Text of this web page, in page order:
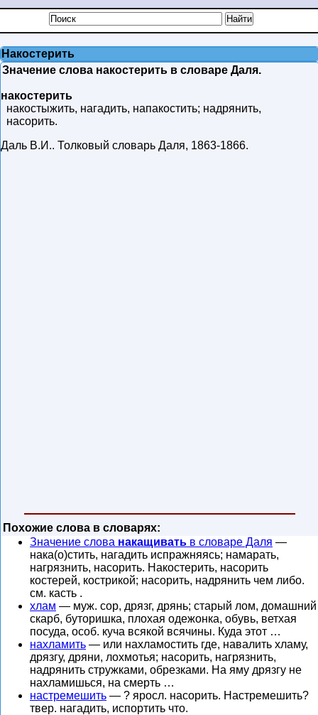
Накостерить
Значение слова накостерить в словаре Даля.
накостерить
накостыжить, нагадить, напакостить; надрянить,
насорить.
Даль В.И.. Толковый словарь Даля, 1863-1866.
Похожие слова в словарях:
Значение слова накащивать в словаре Даля —
нака(о)стить, нагадить испражняясь; намарать,
нагрязнить, насорить. Накостерить, насорить
костерей, кострикой; насорить, надрянить чем либо.
см. касть .
хлам — муж. сор, дрязг, дрянь; старый лом, домашний
скарб, буторишка, плохая одежонка, обувь, ветхая
посуда, особ. куча всякой всячины. Куда этот …
нахламить — или нахламостить где, навалить хламу,
дрязгу, дряни, лохмотья; насорить, нагрязнить,
надрянить стружками, обрезками. На яму дрязгу не
нахламишься, на смерть …
настремешить — ? яросл. насорить. Настремешить?
твер. нагадить, испортить что.